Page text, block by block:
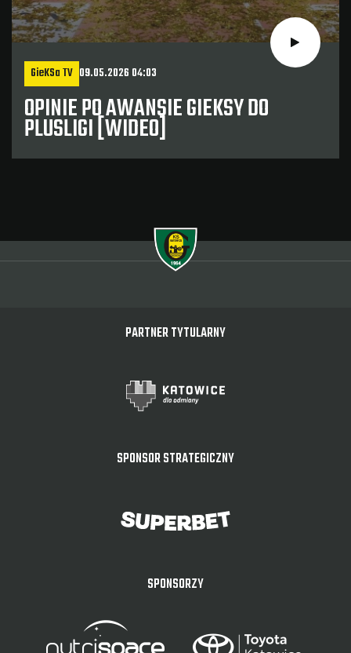
GieKSa TV 09.05.2026 04:03
OPINIE PO AWANSIE GIEKSY DO
PLUSLIGI [WIDEO]
PARTNER TYTULARNY
SPONSOR STRATEGICZNY
SPONSORZY